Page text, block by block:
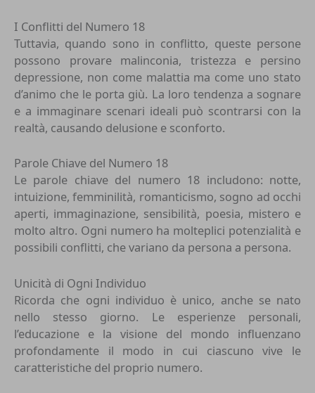
I Conflitti del Numero 18
Tuttavia, quando sono in conflitto, queste persone
possono provare malinconia, tristezza e persino
depressione, non come malattia ma come uno stato
d’animo che le porta giù. La loro tendenza a sognare
e a immaginare scenari ideali può scontrarsi con la
realtà, causando delusione e sconforto.
Parole Chiave del Numero 18
Le parole chiave del numero 18 includono: notte,
intuizione, femminilità, romanticismo, sogno ad occhi
aperti, immaginazione, sensibilità, poesia, mistero e
molto altro. Ogni numero ha molteplici potenzialità e
possibili conflitti, che variano da persona a persona.
Unicità di Ogni Individuo
Ricorda che ogni individuo è unico, anche se nato
nello stesso giorno. Le esperienze personali,
l’educazione e la visione del mondo influenzano
profondamente il modo in cui ciascuno vive le
caratteristiche del proprio numero.